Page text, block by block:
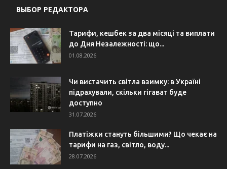
ВЫБОР РЕДАКТОРА
Тарифи, кешбек за два місяці та виплати
до Дня Незалежності: що...
01.08.2026
Чи вистачить світла взимку: в Україні
підрахували, скільки гігават буде
доступно
31.07.2026
Платіжки стануть більшими? Що чекає на
тарифи на газ, світло, воду...
28.07.2026